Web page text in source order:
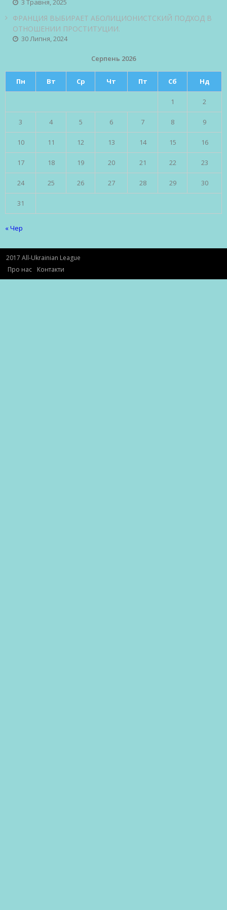
3 Травня, 2025
ФРАНЦИЯ ВЫБИРАЕТ АБОЛИЦИОНИСТСКИЙ ПОДХОД В
ОТНОШЕНИИ ПРОСТИТУЦИИ.
30 Липня, 2024
Серпень 2026
Пн Вт Ср Чт Пт Сб Нд
1 2
3 4 5 6 7 8 9
10 11 12 13 14 15 16
17 18 19 20 21 22 23
24 25 26 27 28 29 30
31
« Чер
2017 All-Ukrainian League
Про нас
Контакти